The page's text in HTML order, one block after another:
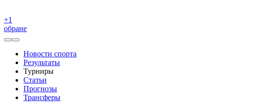
+1
обране
Новости спорта
Результаты
Турниры
Статьи
Прогнозы
Трансферы